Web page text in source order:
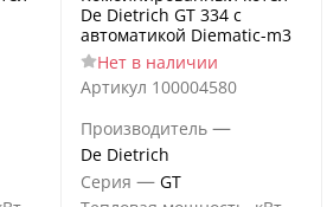
De Dietrich GT 334 с
автоматикой Diematic-m3
Нет в наличии
Артикул 100004580
Производитель —
De Dietrich
Серия — GT